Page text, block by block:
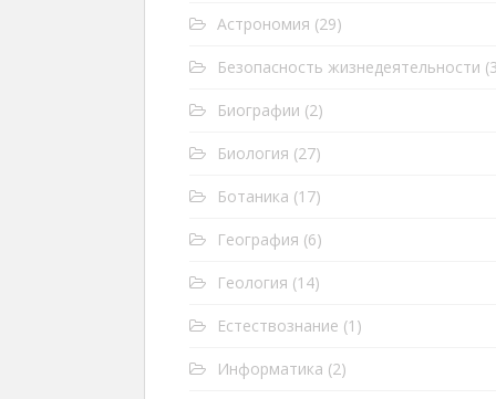
Астрономия (29)
Безопасность жизнедеятельности
Биографии (2)
Биология (27)
Ботаника (17)
География (6)
Геология (14)
Естествознание (1)
Информатика (2)